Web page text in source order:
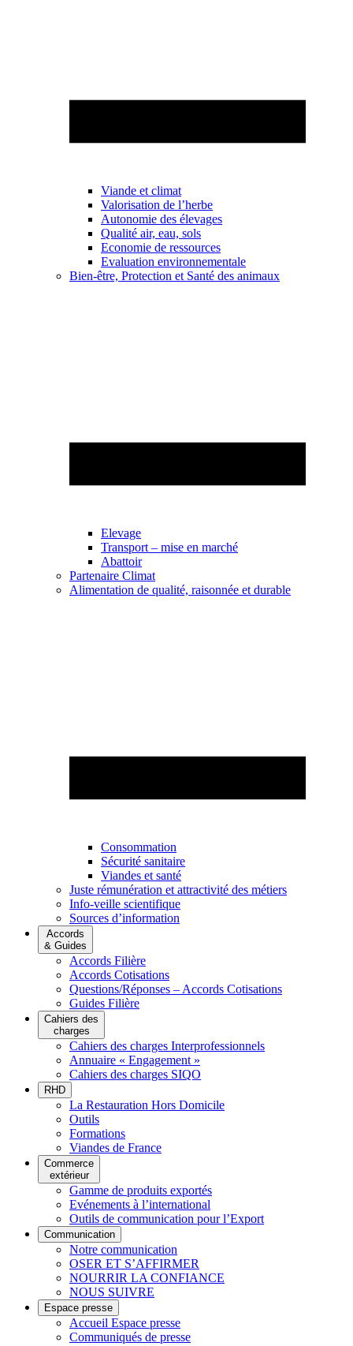
Viande et climat
Valorisation de l’herbe
Autonomie des élevages
Qualité air, eau, sols
Economie de ressources
Evaluation environnementale
Bien-être, Protection et Santé des animaux
Elevage
Transport – mise en marché
Abattoir
Partenaire Climat
Alimentation de qualité, raisonnée et durable
Consommation
Sécurité sanitaire
Viandes et santé
Juste rémunération et attractivité des métiers
Info-veille scientifique
Sources d’information
Accords
& Guides
Accords Filière
Accords Cotisations
Questions/Réponses – Accords Cotisations
Guides Filière
Cahiers des
charges
Cahiers des charges Interprofessionnels
Annuaire « Engagement »
Cahiers des charges SIQO
RHD
La Restauration Hors Domicile
Outils
Formations
Viandes de France
Commerce
extérieur
Gamme de produits exportés
Evénements à l’international
Outils de communication pour l’Export
Communication
Notre communication
OSER ET S’AFFIRMER
NOURRIR LA CONFIANCE
NOUS SUIVRE
Espace presse
Accueil Espace presse
Communiqués de presse